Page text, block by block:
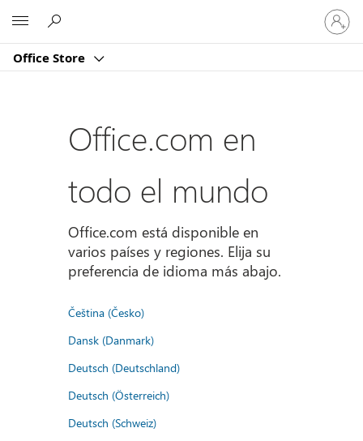
Office Store
Iniciar
sesión
en
cuenta
Office.com en
todo el mundo
Office.com está disponible en
varios países y regiones. Elija su
preferencia de idioma más abajo.
Čeština (Česko)
Dansk (Danmark)
Deutsch (Deutschland)
Deutsch (Österreich)
Deutsch (Schweiz)